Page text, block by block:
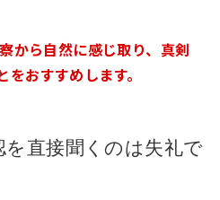
から自然に感じ取り、真剣
おすすめします。
を直接聞くのは失礼で